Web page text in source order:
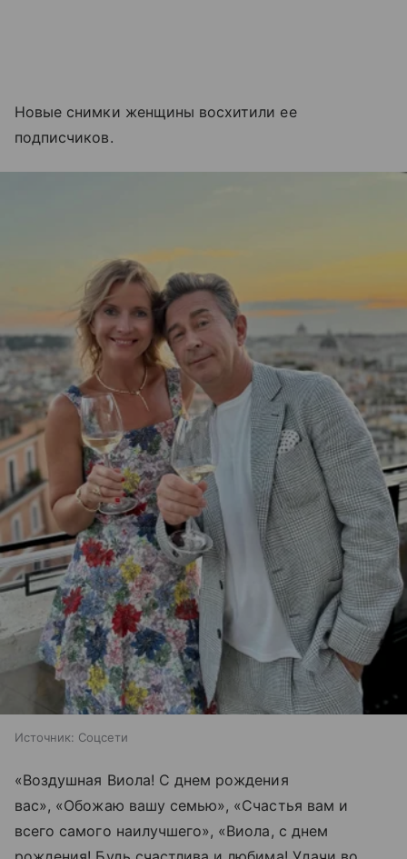
Новые снимки женщины восхитили ее
подписчиков.
Источник: Соцсети
«Воздушная Виола! С днем рождения
вас», «Обожаю вашу семью», «Счастья вам и
всего самого наилучшего», «Виола, с днем